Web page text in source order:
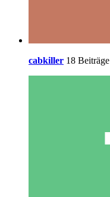
cabkiller 18 Beiträge